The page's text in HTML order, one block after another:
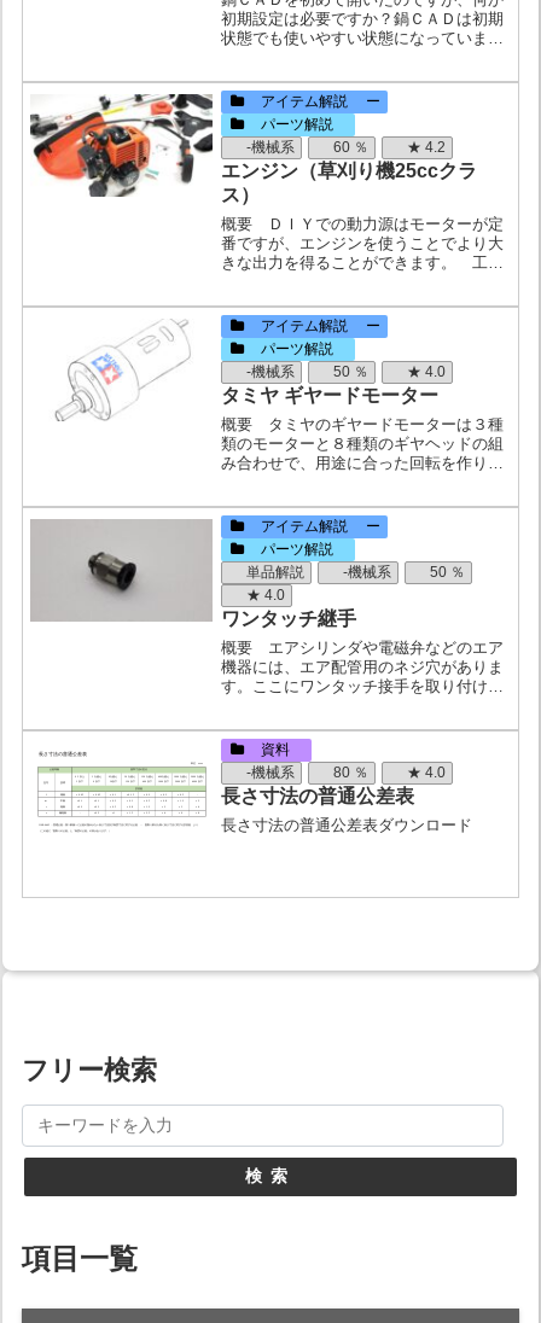
初期設定は必要ですか？鍋ＣＡＤは初期
状態でも使いやすい状態になっています
します。背景色を「黒系」に変更する。
（初期状態の白系よりも目に優しく、色
分けした場合も見やすいか...
アイテム解説 ー
パーツ解説
-機械系
60 ％ ★ 4.2
エンジン（草刈り機25ccクラ
ス）
概要 ＤＩＹでの動力源はモーターが定
番ですが、エンジンを使うことでより大
きな出力を得ることができます。 工業
研究する際に度々用いられています。
モーターに比べて製作の難易度は高いで
すが、エンジン特有の面白...
アイテム解説 ー
パーツ解説
-機械系
50 ％ ★ 4.0
タミヤ ギヤードモーター
概要 タミヤのギヤードモーターは３種
類のモーターと８種類のギヤヘッドの組
み合わせで、用途に合った回転を作り出
備考３６３３モーター３８０モーターの
半分程度の出力３８０モーターシリーズ
の中で中間的な出力５４０...
アイテム解説 ー
パーツ解説
単品解説
-機械系
50 ％
★ 4.0
ワンタッチ継手
概要 エアシリンダや電磁弁などのエア
機器には、エア配管用のネジ穴がありま
す。ここにワンタッチ接手を取り付ける
き差しできるようになります。呼び方・
ワンタッチ接手・チューブフィッティン
グ種類・入手についてメー...
資料
-機械系
80 ％ ★ 4.0
長さ寸法の普通公差表
長さ寸法の普通公差表ダウンロード
フリー検索
検索
項目一覧